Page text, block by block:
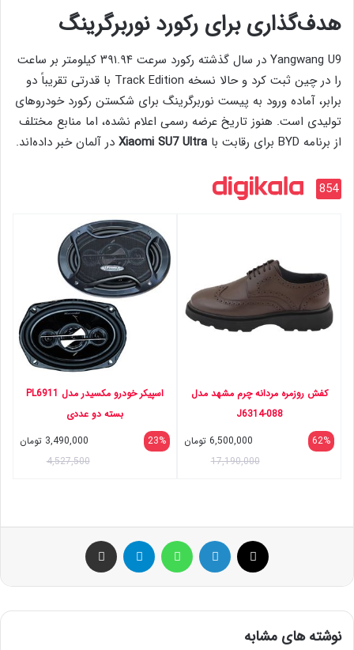
هدف‌گذاری برای رکورد نوربرگرینگ
Yangwang U9 در سال گذشته رکورد سرعت ۳۹۱.۹۴ کیلومتر بر ساعت
را در چین ثبت کرد و حالا نسخه Track Edition با قدرتی تقریباً دو
برابر، آماده ورود به پیست نوربرگرینگ برای شکستن رکورد خودروهای
تولیدی است. هنوز تاریخ عرضه رسمی اعلام نشده، اما منابع مختلف
از برنامه BYD برای رقابت با
Xiaomi SU7 Ultra در آلمان خبر داده‌اند.
854
کفش روزمره مردانه چرم مشهد مدل
J6314-088
62%
6,500,000 تومان
17,190,000
اسپیکر خودرو مکسیدر مدل PL6911
بسته دو عددی
23%
3,490,000 تومان
4,527,500
ایکس لینکداین تلگرام
نوشته های مشابه